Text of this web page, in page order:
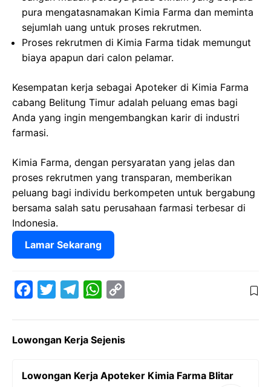
pura mengatasnamakan Kimia Farma dan meminta
sejumlah uang untuk proses rekrutmen.
Proses rekrutmen di Kimia Farma tidak memungut
biaya apapun dari calon pelamar.
Kesempatan kerja sebagai Apoteker di Kimia Farma
cabang Belitung Timur adalah peluang emas bagi
Anda yang ingin mengembangkan karir di industri
farmasi.
Kimia Farma, dengan persyaratan yang jelas dan
proses rekrutmen yang transparan, memberikan
peluang bagi individu berkompeten untuk bergabung
bersama salah satu perusahaan farmasi terbesar di
Indonesia.
Lamar Sekarang
e
o
t
e
e
r
W
t
A
y
i
Lowongan Kerja Sejenis
Lowongan Kerja Apoteker Kimia Farma Blitar